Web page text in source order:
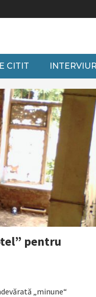
CITIT
pentru
„minune“